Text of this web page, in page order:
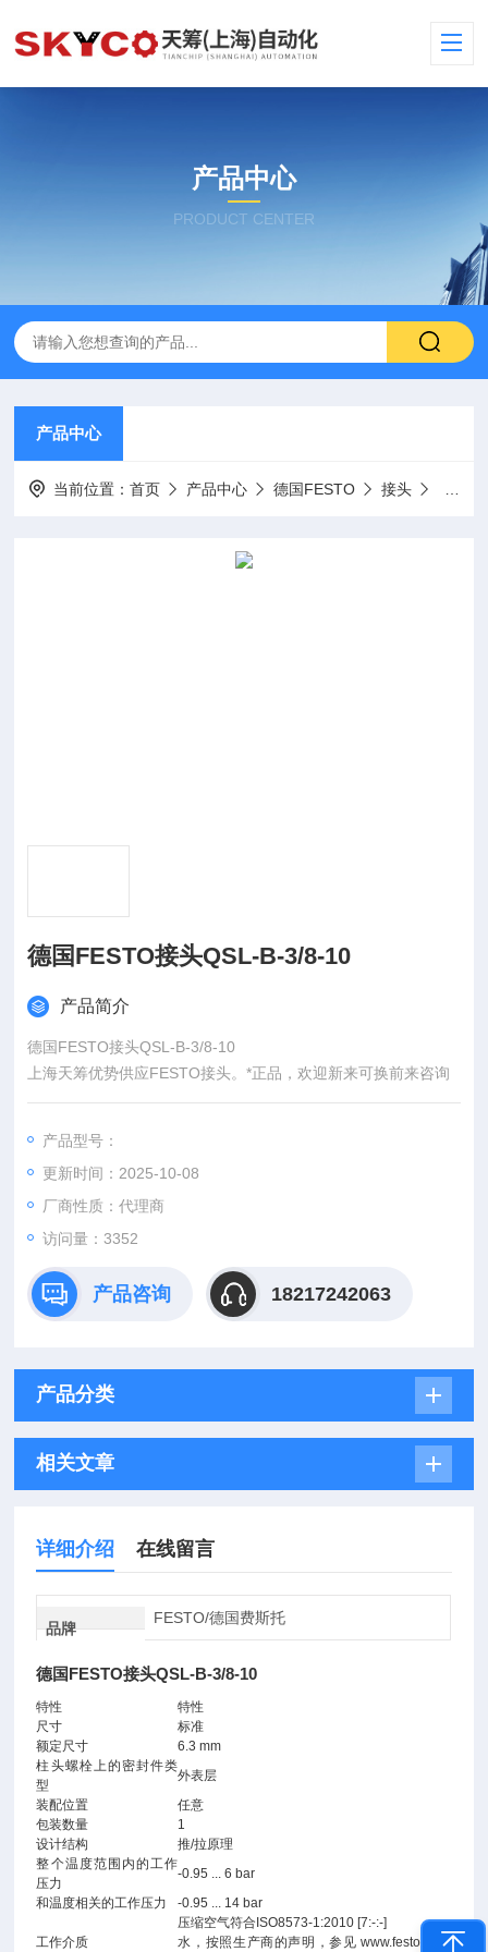
产品中心
PRODUCT CENTER
产品中心
当前位置：首页 产品中心 德国FESTO 接头
德国FESTO接头QSL-B-3/8-10
产品简介
德国FESTO接头QSL-B-3/8-10
上海天筹优势供应FESTO接头。*正品，欢迎新来可换前来咨询
产品型号：
更新时间：2025-10-08
厂商性质：代理商
访问量：3352
产品咨询 18217242063
产品分类
相关文章
详细介绍 在线留言
品牌
FESTO/德国费斯托
德国FESTO接头QSL-B-3/8-10
特性
特性
尺寸
标准
额定尺寸
6.3 mm
柱头螺栓上的密封件类
型
外表层
装配位置
任意
包装数量
1
设计结构
推/拉原理
整个温度范围内的工作
压力
-0.95 ... 6 bar
和温度相关的工作压力
-0.95 ... 14 bar
工作介质
压缩空气符合ISO8573-1:2010 [7:-:-]
水，按照生产商的声明，参见 www.festo。。